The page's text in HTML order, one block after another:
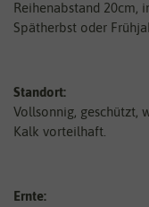
Reihenabstand 20cm,
Spätherbst oder
Standort:
Vollsonnig, geschützt,
Kalk vorteilhaft.
Ernte: